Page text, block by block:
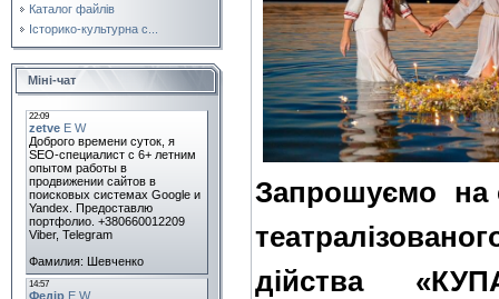
Каталог файлів
Історико-культурна с...
Міні-чат
Запрошуємо
на
дійства